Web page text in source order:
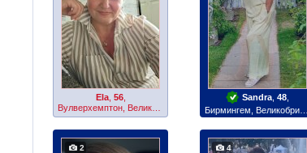
Ela, 56,
Sandra ,48
Бирмингем, Великобритания
2 4